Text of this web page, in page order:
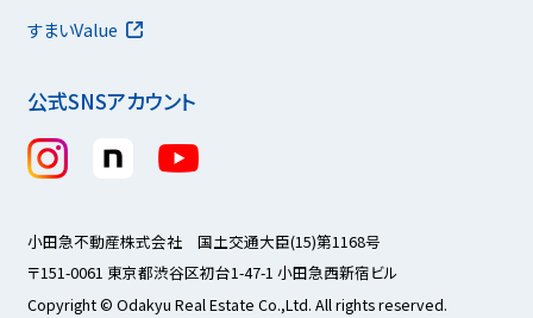
公式SNSアカウント
すまいValue
小田急不動産株式会社 国土交通大臣(15)第1168号
〒151-0061 東京都渋谷区初台1-47-1 小田急西新宿ビル
Copyright © Odakyu Real Estate Co.,Ltd. All rights reserved.